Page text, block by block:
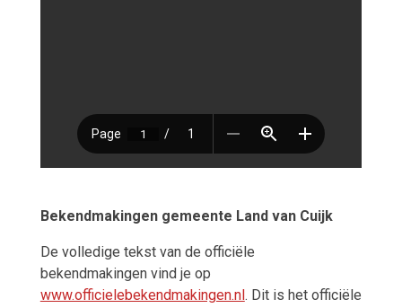
Bekendmakingen gemeente Land van Cuijk
De volledige tekst van de officiële
bekendmakingen vind je op
www.officielebekendmakingen.nl. Dit is het officiële